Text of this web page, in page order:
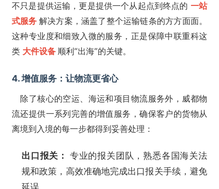
不只是提供运输，更是提供一个从起点到终点的 一站
式服务 解决方案，涵盖了整个运输链条的方方面面。
这种专业度和细致入微的服务，正是保障中联重科这
类 大件设备 顺利“出海”的关键。
4. 增值服务：让物流更省心
除了核心的空运、海运和项目物流服务外，威都物
流还提供一系列完善的增值服务，确保客户的货物从
离境到入境的每一步都得到妥善处理：
出口报关： 专业的报关团队，熟悉各国海关法
规和政策，高效准确地完成出口报关手续，避免
延误。